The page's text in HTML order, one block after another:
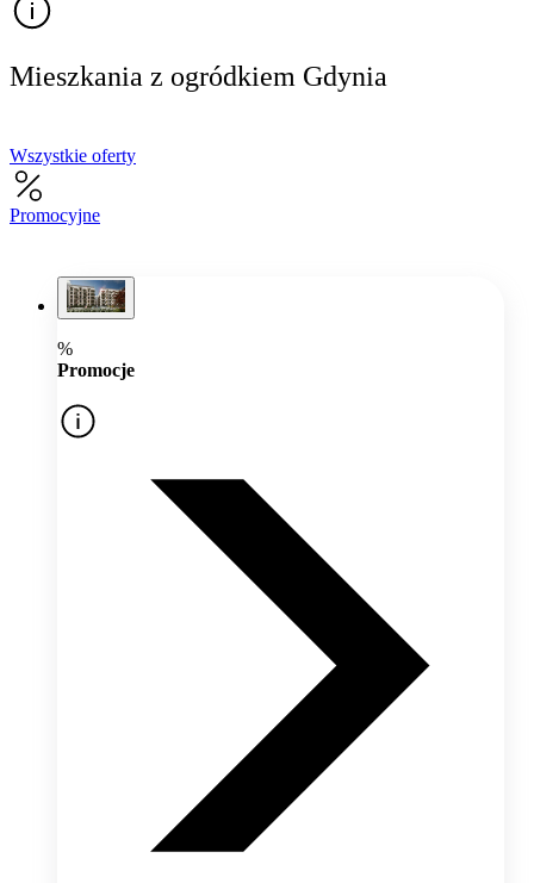
Mieszkania z ogródkiem Gdynia
Wszystkie oferty
Promocyjne
%
Promocje